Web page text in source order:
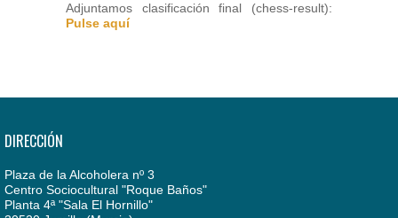
Adjuntamos clasificación final (chess-result):
Pulse aquí
DIRECCIÓN
Plaza de la Alcoholera nº 3
Centro Sociocultural "Roque Baños"
Planta 4ª "Sala El Hornillo"